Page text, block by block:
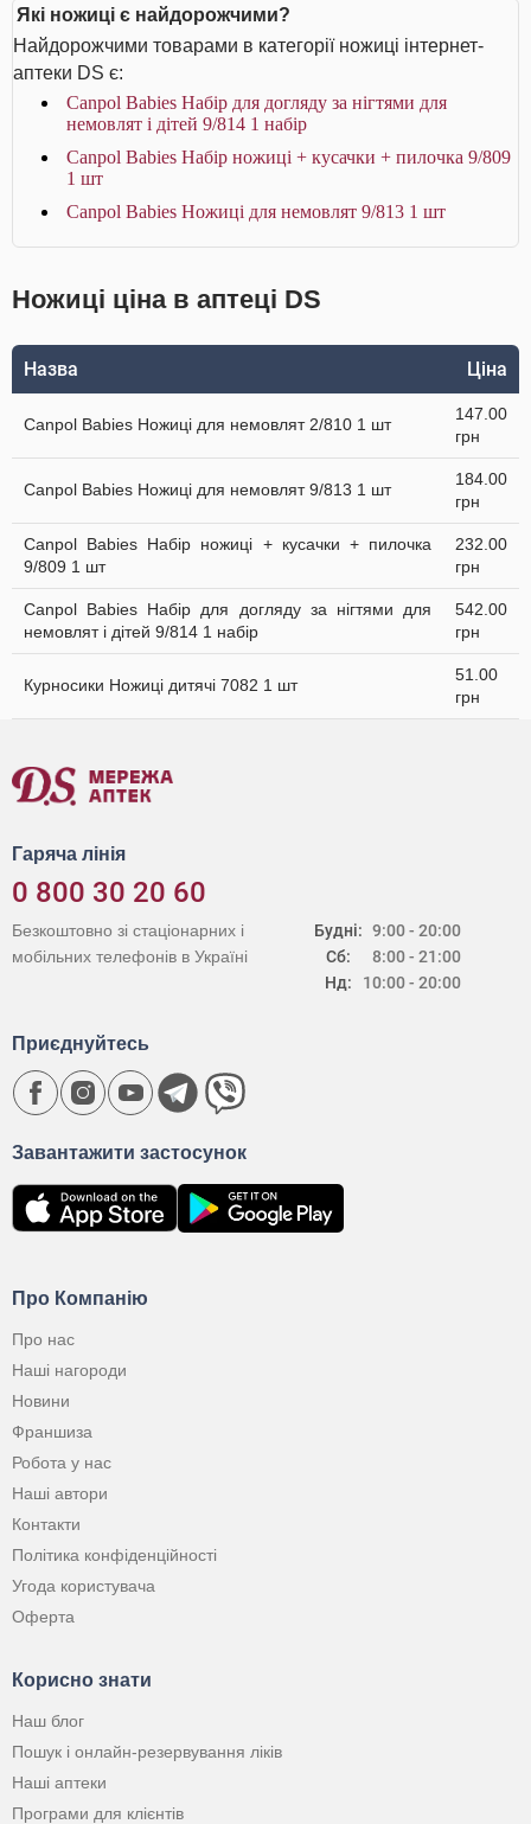
Які ножиці є найдорожчими?
Найдорожчими товарами в категорії ножиці інтернет-
аптеки DS є:
Canpol Babies Набір для догляду за нігтями для
немовлят і дітей 9/814 1 набір
Canpol Babies Набір ножиці + кусачки + пилочка 9/809
1 шт
Canpol Babies Ножиці для немовлят 9/813 1 шт
Ножиці ціна в аптеці DS
Назва Ціна
Canpol Babies Ножиці для немовлят 2/810 1 шт
147.00
грн
Canpol Babies Ножиці для немовлят 9/813 1 шт
184.00
грн
Canpol Babies Набір ножиці + кусачки + пилочка
9/809 1 шт
232.00
грн
Canpol Babies Набір для догляду за нігтями для
немовлят і дітей 9/814 1 набір
542.00
грн
Курносики Ножиці дитячі 7082 1 шт
51.00
грн
Гаряча лінія
0 800 30 20 60
Будні:
Сб:
Нд:
9:00 - 20:00
8:00 - 21:00
10:00 - 20:00
Безкоштовно зі стаціонарних і
мобільних телефонів в Україні
Про Компанію
Про нас
Наші нагороди
Новини
Франшиза
Робота у нас
Наші автори
Контакти
Політика конфіденційності
Угода користувача
Оферта
Корисно знати
Наш блог
Пошук і онлайн-резервування ліків
Наші аптеки
Програми для клієнтів
Завантажити застосунок
Приєднуйтесь